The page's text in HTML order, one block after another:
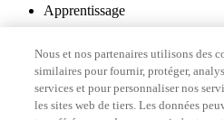
Apprentissage
Nous et nos partenaires utilisons des
similaires pour fournir, protéger,
services et pour personnaliser nos
les sites web de tiers. Les données